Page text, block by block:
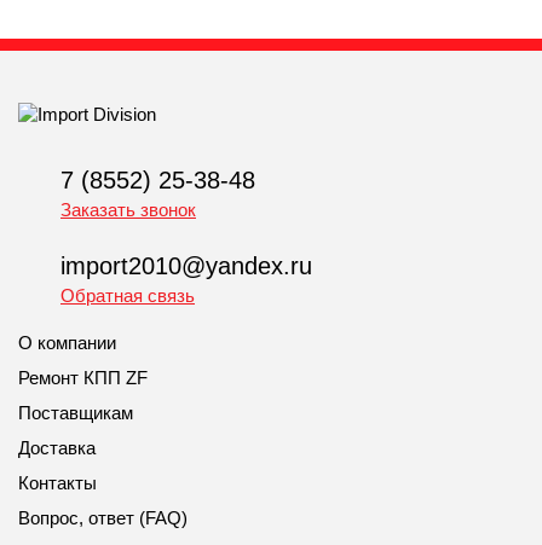
7 (8552) 25-38-48
Заказать звонок
import2010@yandex.ru
Обратная связь
О компании
Ремонт КПП ZF
Поставщикам
Доставка
Контакты
Вопрос, ответ (FAQ)